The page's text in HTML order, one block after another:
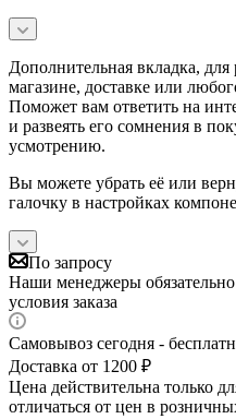
Дополнительная вкладка,
магазине, доставке или
Поможет вам ответить на
и развеять его сомнения в
усмотрению.
Вы можете убрать её или
галочку в настройках
По запросу
Наши менеджеры
условия заказа
Самовывоз сегодня -
Доставка от 1200 ₽
Цена действительна только
отличаться от цен в